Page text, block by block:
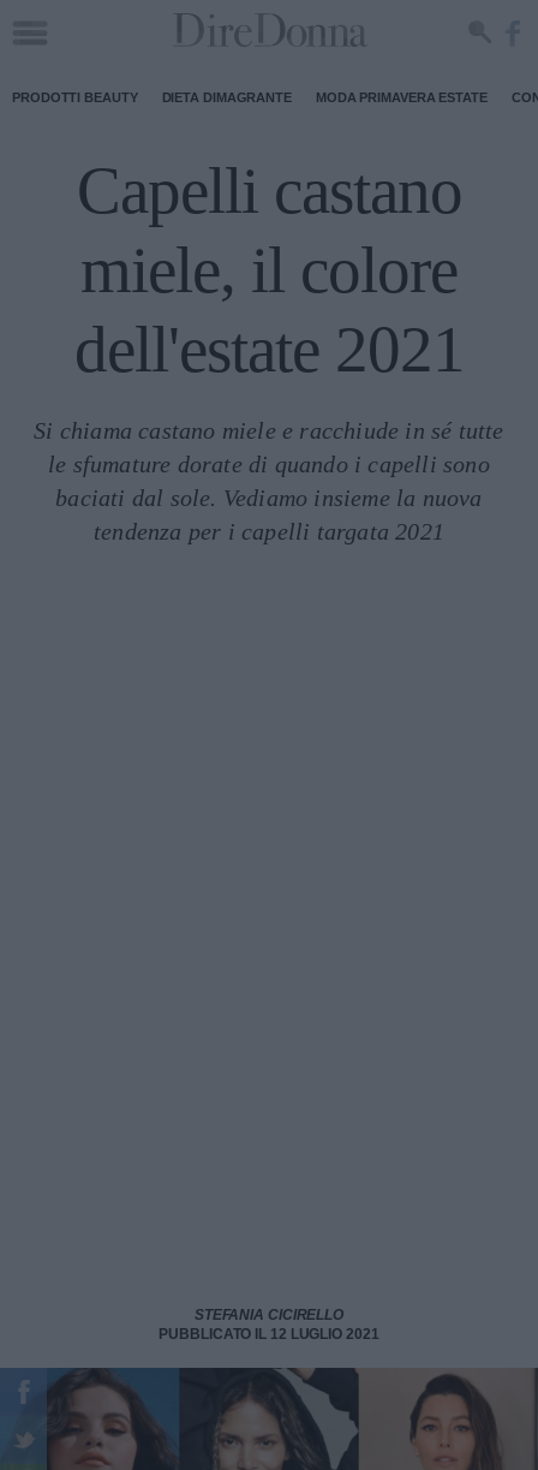
PRODOTTI BEAUTY DIETA DIMAGRANTE MODA PRIMAVERA ESTATE
Capelli castano
miele, il colore
dell'estate 2021
Si chiama castano miele e racchiude in sé tutte
le sfumature dorate di quando i capelli sono
baciati dal sole. Vediamo insieme la nuova
tendenza per i capelli targata 2021
STEFANIA CICIRELLO
PUBBLICATO IL 12 LUGLIO 2021